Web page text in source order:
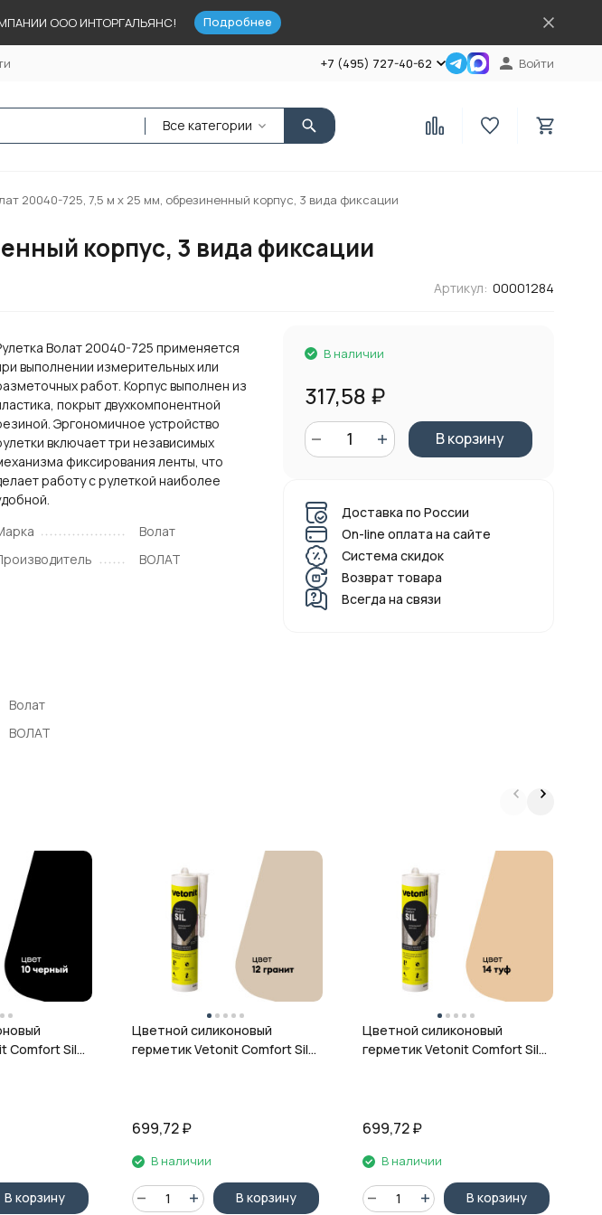
ООО ИНТОРГАЛЬЯНС! Подробнее
+7 (495) 727-40-62 Войти
Все категории
20040-725, 7,5 м х 25 мм, обрезиненный корпус, 3 вида фиксации
корпус, 3 вида фиксации
Артикул: 00001284
Волат 20040-725 применяется
выполнении измерительных или
работ. Корпус выполнен из
покрыт двухкомпонентной
Эргономичное устройство
включает три независимых
фиксирования ленты, что
работу с рулеткой наиболее
Волат
ВОЛАТ
В наличии
317,58 ₽
В корзину
Доставка по России
On-line оплата на сайте
Система скидок
Возврат товара
Всегда на связи
Волат
ВОЛАТ
Comfort Sil,
В корзину
Цветной силиконовый
герметик Vetonit Comfort Sil,
699,72₽
В наличии
В корзину
Цветной силиконовый
герметик Vetonit Comfort Sil,
699,72₽
В наличии
В корзину